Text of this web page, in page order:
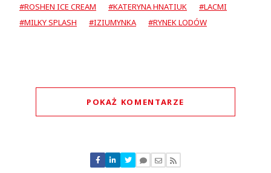
#ROSHEN ICE CREAM
#KATERYNA HNATIUK
#LACMI
#MILKY SPLASH
#IZIUMYNKA #RYNEK LODÓW
POKAŻ KOMENTARZE